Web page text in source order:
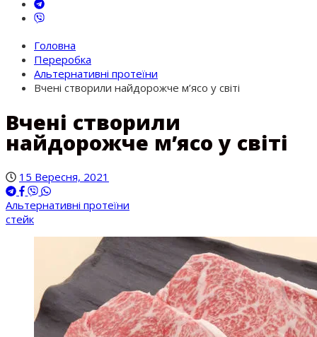
Головна
Переробка
Альтернативні протеїни
Вчені створили найдорожче м’ясо у світі
Вчені створили
найдорожче м’ясо у світі
15 Вересня, 2021
Альтернативні протеїни
стейк